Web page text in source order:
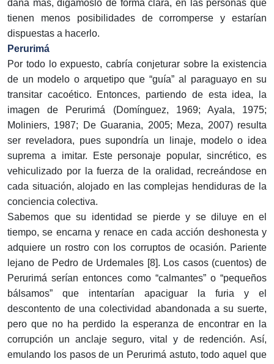
daña más, digámoslo de forma clara, en las personas que
tienen menos posibilidades de corromperse y estarían
dispuestas a hacerlo.
Perurimá
Por todo lo expuesto, cabría conjeturar sobre la existencia
de un modelo o arquetipo que “guía” al paraguayo en su
transitar cacoético. Entonces, partiendo de esta idea, la
imagen de Perurimá (Domínguez, 1969; Ayala, 1975;
Moliniers, 1987; De Guarania, 2005; Meza, 2007) resulta
ser reveladora, pues supondría un linaje, modelo o idea
suprema a imitar. Este personaje popular, sincrético, es
vehiculizado por la fuerza de la oralidad, recreándose en
cada situación, alojado en las complejas hendiduras de la
conciencia colectiva.
Sabemos que su identidad se pierde y se diluye en el
tiempo, se encarna y renace en cada acción deshonesta y
adquiere un rostro con los corruptos de ocasión. Pariente
lejano de Pedro de Urdemales [8]. Los casos (cuentos) de
Perurimá serían entonces como “calmantes” o “pequeños
bálsamos” que intentarían apaciguar la furia y el
descontento de una colectividad abandonada a su suerte,
pero que no ha perdido la esperanza de encontrar en la
corrupción un anclaje seguro, vital y de redención. Así,
emulando los pasos de un Perurimá astuto, todo aquel que